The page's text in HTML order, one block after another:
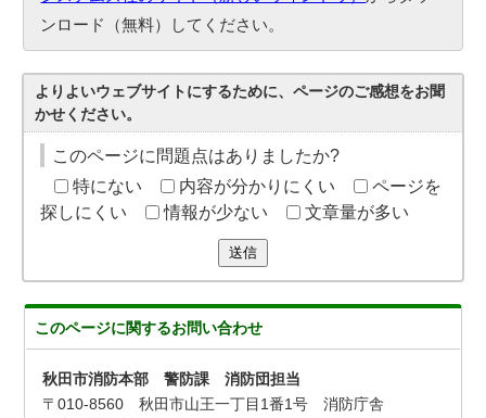
ンロード（無料）してください。
よりよいウェブサイトにするために、ページのご感想をお聞
かせください。
このページに問題点はありましたか?
特にない
内容が分かりにくい
ページを
探しにくい
情報が少ない 文章量が多い
送信
このページに関するお問い合わせ
秋田市消防本部 警防課 消防団担当
〒010-8560 秋田市山王一丁目1番1号 消防庁舎